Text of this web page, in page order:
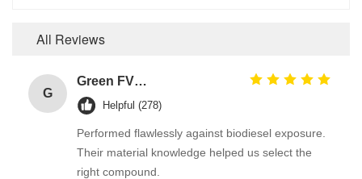
All Reviews
G
Green FVMQ Fluorosilicone Heat Resistant O Ring Manufacturer For Refining Oil Equipment
Helpful (278)
Performed flawlessly against biodiesel exposure.
Their material knowledge helped us select the
right compound.